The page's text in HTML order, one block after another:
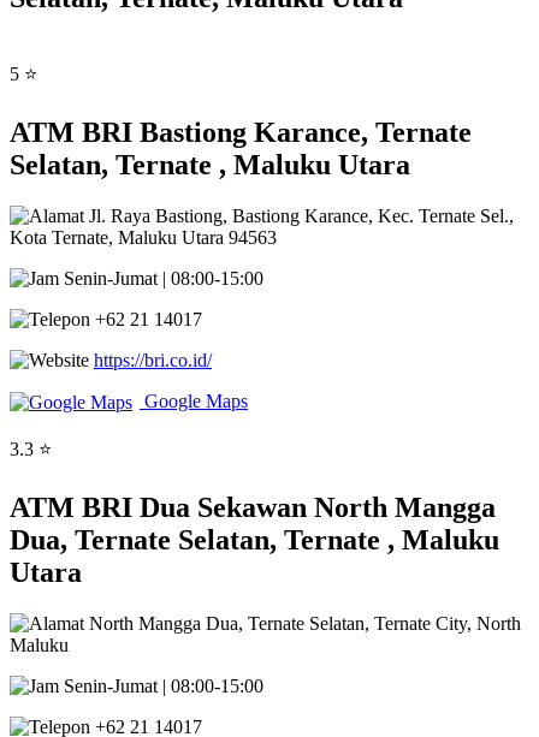
5 ⭐
ATM BRI Bastiong Karance, Ternate
Selatan, Ternate , Maluku Utara
Jl. Raya Bastiong, Bastiong Karance, Kec. Ternate Sel.,
Kota Ternate, Maluku Utara 94563
Senin-Jumat | 08:00-15:00
+62 21 14017
https://bri.co.id/
Google Maps
3.3 ⭐
ATM BRI Dua Sekawan North Mangga
Dua, Ternate Selatan, Ternate , Maluku
Utara
North Mangga Dua, Ternate Selatan, Ternate City, North
Maluku
Senin-Jumat | 08:00-15:00
+62 21 14017